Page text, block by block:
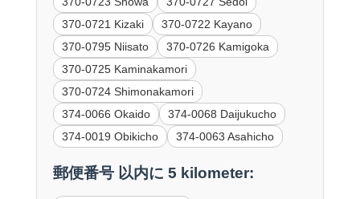
370-0721 Kizaki
370-0722 Kayano
370-0795 Niisato
370-0726 Kamigoka
370-0725 Kaminakamori
370-0724 Shimonakamori
374-0066 Okaido
374-0068 Daijukucho
374-0019 Obikicho
374-0063 Asahicho
郵便番号 以内に 5 kilometer: